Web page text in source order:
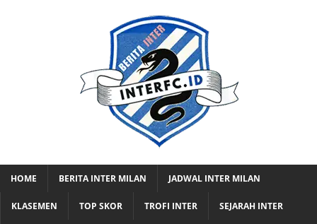
HOME BERITA INTER MILAN JADWAL INTER MILAN
KLASEMEN TOP SKOR TROFI INTER SEJARAH INTER